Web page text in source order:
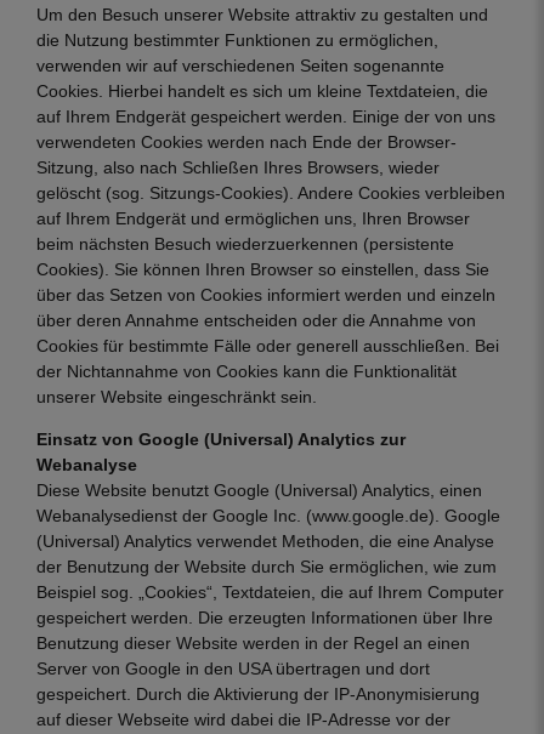
Um den Besuch unserer Website attraktiv zu gestalten und
die Nutzung bestimmter Funktionen zu ermöglichen,
verwenden wir auf verschiedenen Seiten sogenannte
Cookies. Hierbei handelt es sich um kleine Textdateien, die
auf Ihrem Endgerät gespeichert werden. Einige der von uns
verwendeten Cookies werden nach Ende der Browser-
Sitzung, also nach Schließen Ihres Browsers, wieder
gelöscht (sog. Sitzungs-Cookies). Andere Cookies verbleiben
auf Ihrem Endgerät und ermöglichen uns, Ihren Browser
beim nächsten Besuch wiederzuerkennen (persistente
Cookies). Sie können Ihren Browser so einstellen, dass Sie
über das Setzen von Cookies informiert werden und einzeln
über deren Annahme entscheiden oder die Annahme von
Cookies für bestimmte Fälle oder generell ausschließen. Bei
der Nichtannahme von Cookies kann die Funktionalität
unserer Website eingeschränkt sein.
Einsatz von Google (Universal) Analytics zur
Webanalyse
Diese Website benutzt Google (Universal) Analytics, einen
Webanalysedienst der Google Inc. (www.google.de). Google
(Universal) Analytics verwendet Methoden, die eine Analyse
der Benutzung der Website durch Sie ermöglichen, wie zum
Beispiel sog. „Cookies“, Textdateien, die auf Ihrem Computer
gespeichert werden. Die erzeugten Informationen über Ihre
Benutzung dieser Website werden in der Regel an einen
Server von Google in den USA übertragen und dort
gespeichert. Durch die Aktivierung der IP-Anonymisierung
auf dieser Webseite wird dabei die IP-Adresse vor der